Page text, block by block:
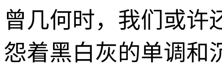
曾几何时，我们或许
怨着黑白灰的单调和